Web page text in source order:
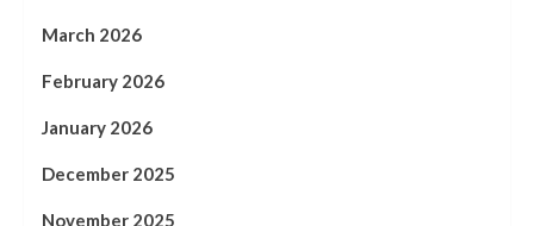
March 2026
February 2026
January 2026
December 2025
November 2025